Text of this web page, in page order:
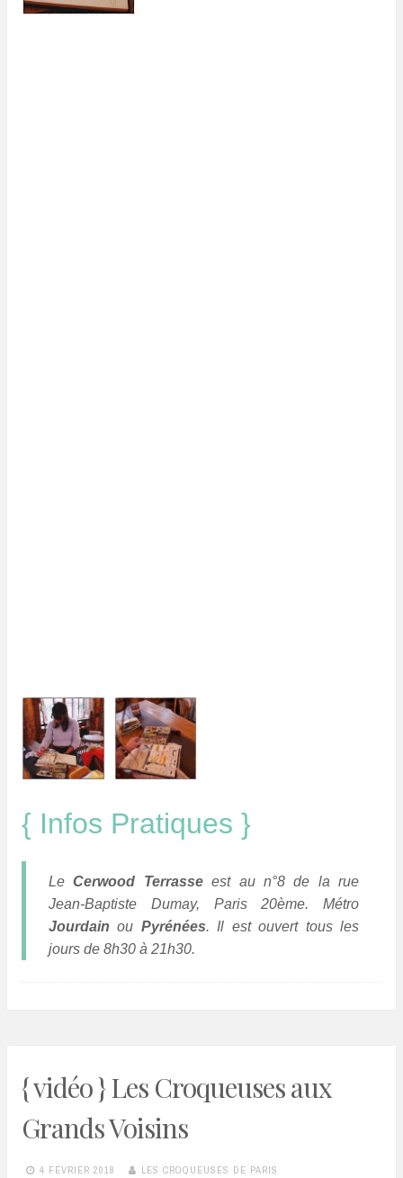
{ Infos Pratiques }
LeCerwood Terrasseest au n°8 de la rue
Jean-Baptiste Dumay, Paris 20ème. Métro
Jourdain ou Pyrénées. Il est ouvert tous les
jours de 8h30 à 21h30.
{ vidéo } Les Croqueuses aux
Grands Voisins
4 FÉVRIER 2018 LES CROQUEUSES DE PARIS